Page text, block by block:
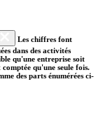
Les chiffres font
dans des activités
qu'une entreprise soit
qu'une seule fois.
des parts énumérées ci-